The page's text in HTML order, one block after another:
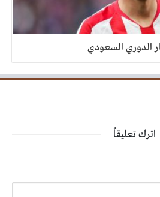
الدوري السعودي
اترك تعليقاً